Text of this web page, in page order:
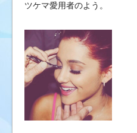
ツケマ愛用者のよう。